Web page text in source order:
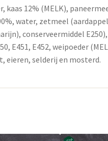
kaas 12% (MELK),
water, zetmeel
conserveermiddel
E451, E452, weipoeder
eieren, selderij en mosterd.
Dit